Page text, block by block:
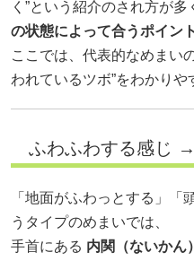
く”という紹介のされ方が
の状態によって合うポイン
ここでは、代表的なめまい
われているツボ”をわかりや
ふわふわする感じ
「地面がふわっとする」「
うタイプのめまいでは、
手首にある 内関（ないかん）